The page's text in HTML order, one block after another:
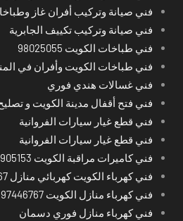
فني صيانة وتركيب أفران غاز
فني صيانة وتركيب تكييف الجابرية
فني طباخات الكويت 98025055
فني طباخات الكويت وأفران في
فني غسالات هندي فوري
فني فتح أقفال مدينة الكويت و
فني قطع غيار سيارات الفروانية
فني قطع غيار سيارات الفروانية
فني كاميرات مراقبة الكويت 90905153
فني كهرباء الكويت كهربائي منازل 97446767
فني كهرباء منازل الكويت 97446767
فني كهرباء منازل فوري دسمان